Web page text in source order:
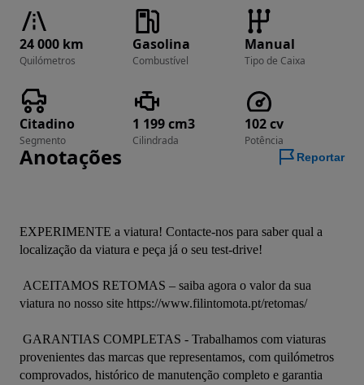
24 000 km
Quilómetros
Gasolina
Combustível
Manual
Tipo de Caixa
Citadino
Segmento
1 199 cm3
Cilindrada
102 cv
Potência
Anotações Reportar
EXPERIMENTE a viatura! Contacte-nos para saber qual a
localização da viatura e peça já o seu test-drive!
viatura no nosso site https://www.filintomota.pt/retomas/
provenientes das marcas que representamos, com quilómetros
comprovados, histórico de manutenção completo e garantia